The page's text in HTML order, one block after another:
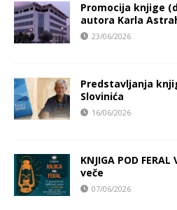
Promocija knjige
autora Karla
23/06/2026
Predstavljanja
Slovinića
16/06/2026
KNJIGA POD
veče
07/06/2026